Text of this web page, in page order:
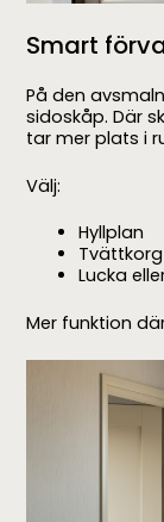
Smart
På den
sidoskåp. Där
tar mer plats i
Välj:
Hyllplan
Tvättkorg
Lucka
Mer funktion